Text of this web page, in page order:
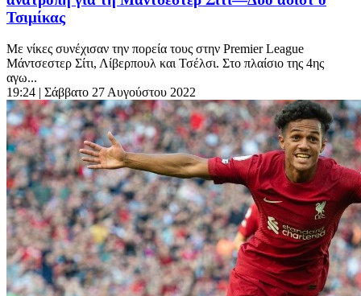
Τσιμίκας
Με νίκες συνέχισαν την πορεία τους στην Premier League
Μάντσεστερ Σίτι, Λίβερπουλ και Τσέλσι. Στο πλαίσιο της 4ης
αγω...
19:24 | Σάββατο 27 Αυγούστου 2022